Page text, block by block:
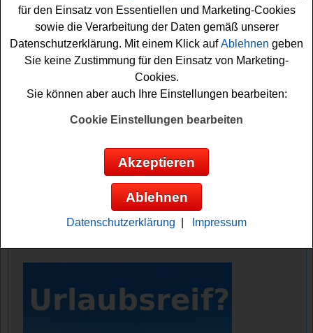
Falls Sie an dem ADAC Gewinnspiel kostenlos
teilnehmen möchten, müssen Sie den Newsletter
abonnieren. Dies können Sie als ADAC-Mitglied oder
auch Nicht-Mitglied. Vielleicht haben Sie ja Glück und
Reisegutscheinoder gar das neue Auto
gewinnen? Auf jeden Fall drücken wir schon einmal fest
die Daumen!
ADAC verlost ein neues Auto - einen
Mercedes im Wert von ca. 53000 Euro und
12 Reisegutscheine
Anzeige:
für den Einsatz von Essentiellen und Marketing-Cookies
sowie die Verarbeitung der Daten gemäß unserer
Datenschutzerklärung. Mit einem Klick aufAblehnen geben
Sie keine Zustimmung für den Einsatz von Marketing-
Cookies.
Sie können aber auch Ihre Einstellungen bearbeiten:
Cookie Einstellungen bearbeiten
Akzeptieren
Ablehnen
Datenschutzerklärung Impressum